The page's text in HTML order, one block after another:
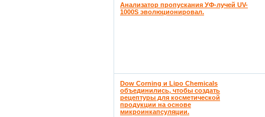
Анализатор пропускания УФ-лучей UV-
1000S эволюционировал.
Dow Corning и Lipo Chemicals
объединились, чтобы создать
рецептуры для косметической
продукции на основе
микроинкапсуляции.